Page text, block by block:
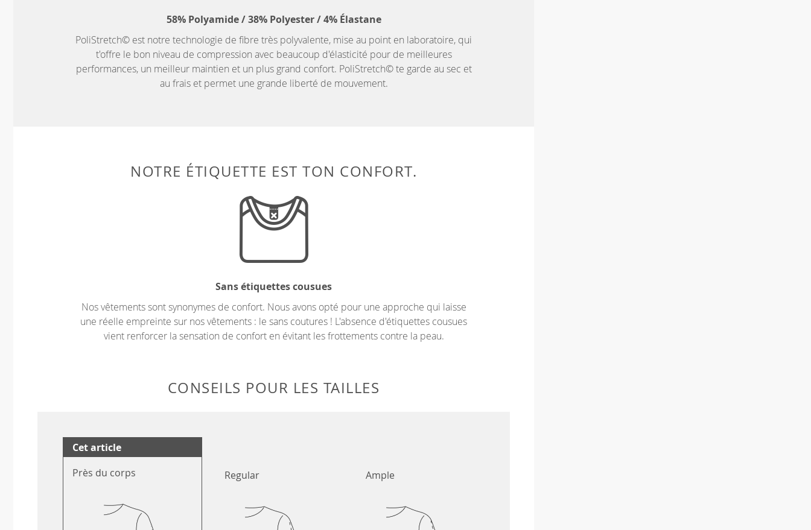
58% Polyamide / 38% Polyester / 4% Élastane
PoliStretch© est notre technologie de fibre très polyvalente, mise au point en laboratoire, qui
t'offre le bon niveau de compression avec beaucoup d'élasticité pour de meilleures
performances, un meilleur maintien et un plus grand confort. PoliStretch© te garde au sec et
au frais et permet une grande liberté de mouvement.
NOTRE ÉTIQUETTE EST TON CONFORT.
Sans étiquettes cousues
Nos vêtements sont synonymes de confort. Nous avons opté pour une approche qui laisse
une réelle empreinte sur nos vêtements : le sans coutures ! L'absence d'étiquettes cousues
vient renforcer la sensation de confort en évitant les frottements contre la peau.
CONSEILS POUR LES TAILLES
Cet article
Près du corps
Regular Ample